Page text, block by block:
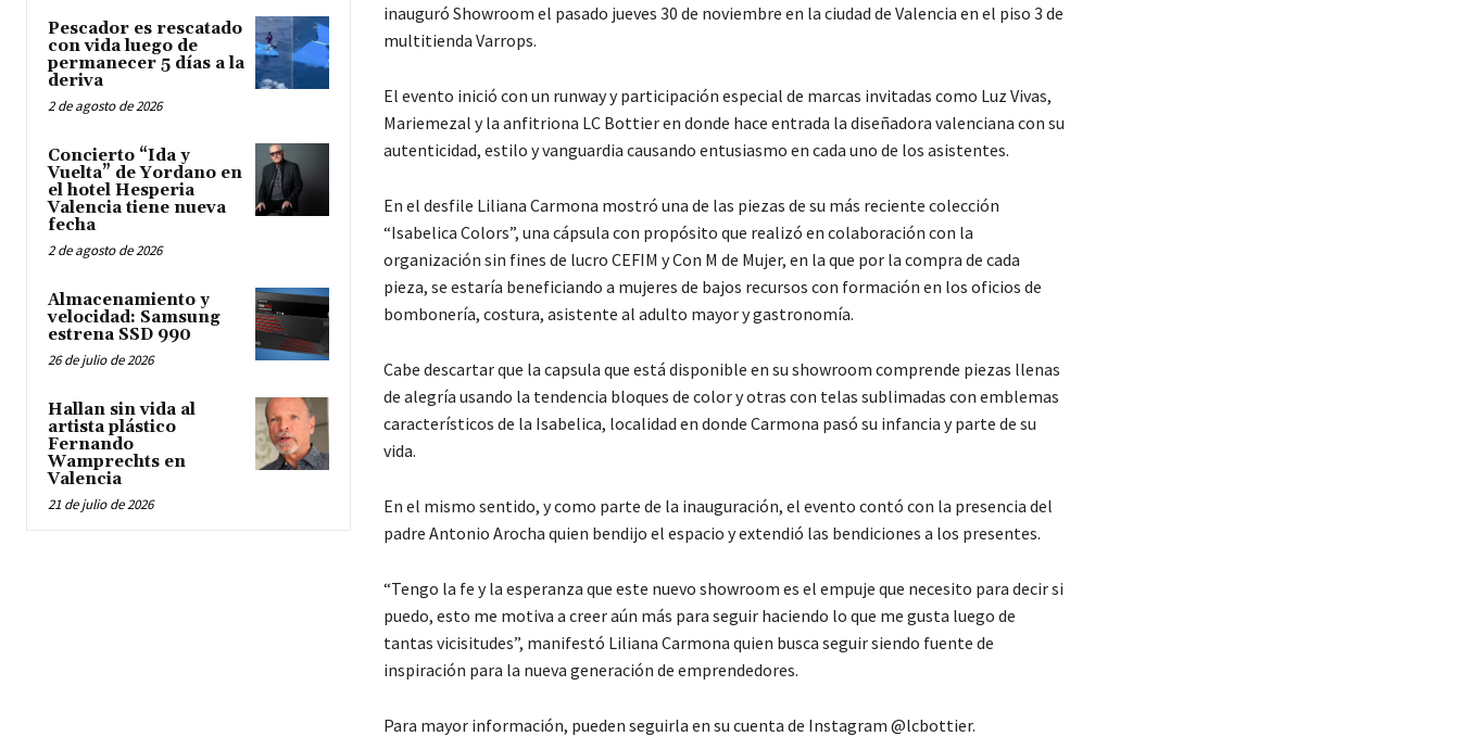
Pescador es rescatado
con vida luego de
permanecer 5 días a la
deriva
2 de agosto de 2026
Concierto “Ida y
Vuelta” de Yordano en
el hotel Hesperia
Valencia tiene nueva
fecha
2 de agosto de 2026
Almacenamiento y
velocidad: Samsung
estrena SSD 990
26 de julio de 2026
Hallan sin vida al
artista plástico
Fernando
Wamprechts en
Valencia
21 de julio de 2026
inauguró Showroom el pasado jueves 30 de noviembre en la ciudad de Valencia en el piso 3 de
multitienda Varrops.
El evento inició con un runway y participación especial de marcas invitadas como Luz Vivas,
Mariemezal y la anfitriona LC Bottier en donde hace entrada la diseñadora valenciana con su
autenticidad, estilo y vanguardia causando entusiasmo en cada uno de los asistentes.
En el desfile Liliana Carmona mostró una de las piezas de su más reciente colección
“Isabelica Colors”, una cápsula con propósito que realizó en colaboración con la
organización sin fines de lucro CEFIM y Con M de Mujer, en la que por la compra de cada
pieza, se estaría beneficiando a mujeres de bajos recursos con formación en los oficios de
bombonería, costura, asistente al adulto mayor y gastronomía.
Cabe descartar que la capsula que está disponible en su showroom comprende piezas llenas
de alegría usando la tendencia bloques de color y otras con telas sublimadas con emblemas
característicos de la Isabelica, localidad en donde Carmona pasó su infancia y parte de su
vida.
En el mismo sentido, y como parte de la inauguración, el evento contó con la presencia del
padre Antonio Arocha quien bendijo el espacio y extendió las bendiciones a los presentes.
“Tengo la fe y la esperanza que este nuevo showroom es el empuje que necesito para decir si
puedo, esto me motiva a creer aún más para seguir haciendo lo que me gusta luego de
tantas vicisitudes”, manifestó Liliana Carmona quien busca seguir siendo fuente de
inspiración para la nueva generación de emprendedores.
Para mayor información, pueden seguirla en su cuenta de Instagram @lcbottier.